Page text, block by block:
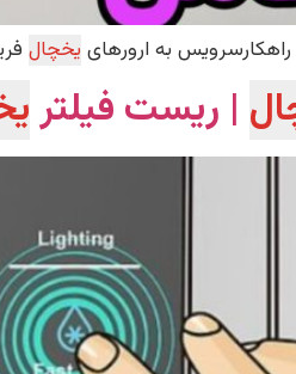
راهکارسرویس به ارورهای یخچال
| ریست فیلتر